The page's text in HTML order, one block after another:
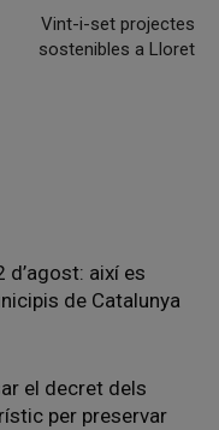
Vint-i-set projectes
sostenibles a Lloret
d’agost: així es
de Catalunya
el decret dels
per preservar